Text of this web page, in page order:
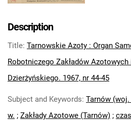
Tarnowskie Azoty : Organ
Robotniczego Zakładów
Feliksa Dzierżyńskiego.
Robotniczego Zakładów
Feliksa Dzierżyńskiego.
Description
Title: Tarnowskie Azoty : Organ
Robotniczego Zakładów
Dzierżyńskiego. 1967, nr 44-45
Subject and Keywords: Tarnów
w. ; Zakłady Azotowe (Tarnów) ;